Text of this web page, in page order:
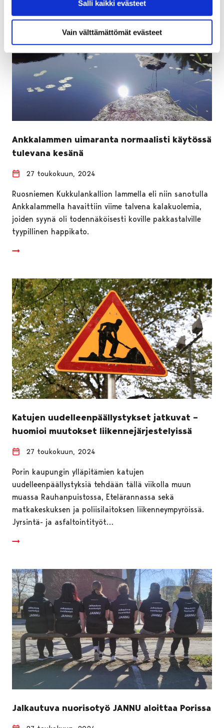
Salli kaikki evästeet
Vain välttämättömät evästeet
Ankkalammen uimaranta normaalisti käytössä
tulevana kesänä
27 toukokuun, 2024
Ruosniemen Kukkulankallion lammella eli niin sanotulla
Ankkalammella havaittiin viime talvena kalakuolemia,
joiden syynä oli todennäköisesti koville pakkastalville
tyypillinen happikato.
Katujen uudelleenpäällystykset jatkuvat –
huomioi muutokset liikennejärjestelyissä
27 toukokuun, 2024
Porin kaupungin ylläpitämien katujen
uudelleenpäällystyksiä tehdään tällä viikolla muun
muassa Rauhanpuistossa, Etelärannassa sekä
matkakeskuksen ja poliisilaitoksen liikenneympyröissä.
Jyrsintä- ja asfaltointityöt…
Jalkautuva nuorisotyö JANNU aloittaa Porissa